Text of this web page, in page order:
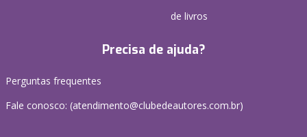
de livros
Precisa de ajuda?
Perguntas frequentes
Fale conosco: (atendimento@clubedeautores.com.br)